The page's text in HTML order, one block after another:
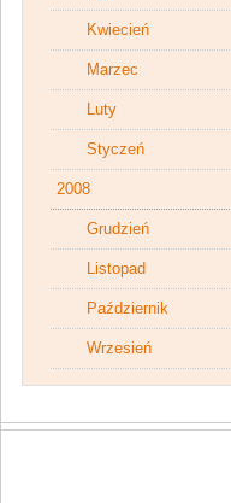
Kwiecień
Marzec
Luty
Styczeń
2008
Grudzień
Listopad
Październik
Wrzesień